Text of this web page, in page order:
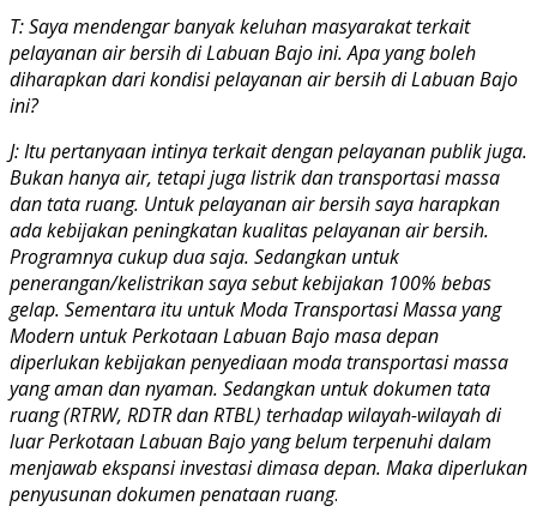
T: Saya mendengar banyak keluhan masyarakat terkait
pelayanan air bersih di Labuan Bajo ini. Apa yang boleh
diharapkan dari kondisi pelayanan air bersih di Labuan Bajo
ini?
J: Itu pertanyaan intinya terkait dengan pelayanan publik juga.
Bukan hanya air, tetapi juga listrik dan transportasi massa
dan tata ruang. Untuk pelayanan air bersih saya harapkan
ada kebijakan peningkatan kualitas pelayanan air bersih.
Programnya cukup dua saja. Sedangkan untuk
penerangan/kelistrikan saya sebut kebijakan 100% bebas
gelap. Sementara itu untuk Moda Transportasi Massa yang
Modern untuk Perkotaan Labuan Bajo masa depan
diperlukan kebijakan penyediaan moda transportasi massa
yang aman dan nyaman. Sedangkan untuk dokumen tata
ruang (RTRW, RDTR dan RTBL) terhadap wilayah-wilayah di
luar Perkotaan Labuan Bajo yang belum terpenuhi dalam
menjawab ekspansi investasi dimasa depan. Maka diperlukan
penyusunan dokumen penataan ruang.